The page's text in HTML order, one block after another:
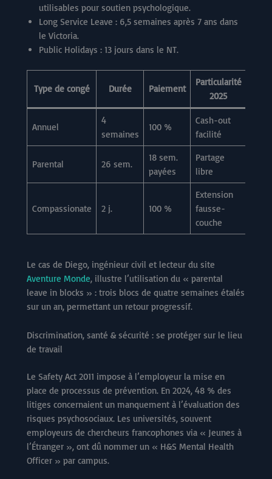
utilisables pour soutien psychologique.
Long Service Leave : 6,5 semaines après 7 ans dans
le Victoria.
Public Holidays : 13 jours dans le NT.
Type de congé Durée Paiement
Particularité
2025
Annuel
4
semaines
100 %
Cash-out
facilité
Parental 26 sem.
18 sem.
payées
Partage
libre
Compassionate 2 j. 100 %
Extension
fausse-
couche
Le cas de Diego, ingénieur civil et lecteur du site
Aventure Monde, illustre l’utilisation du « parental
leave in blocks » : trois blocs de quatre semaines étalés
sur un an, permettant un retour progressif.
Discrimination, santé & sécurité : se protéger sur le lieu
de travail
Le Safety Act 2011 impose à l’employeur la mise en
place de processus de prévention. En 2024, 48 % des
litiges concernaient un manquement à l’évaluation des
risques psychosociaux. Les universités, souvent
employeurs de chercheurs francophones via « Jeunes à
l’Étranger », ont dû nommer un « H&S Mental Health
Officer » par campus.